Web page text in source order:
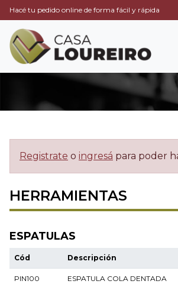
Hacé tu pedido online de forma fácil y rápida
Registrate o ingresá para poder
HERRAMIENTAS
ESPATULAS
Cód Descripción
PIN100 ESPATULA COLA DENTADA